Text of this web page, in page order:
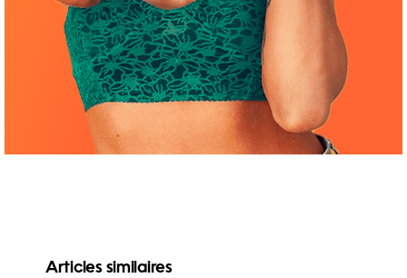
Articles similaires